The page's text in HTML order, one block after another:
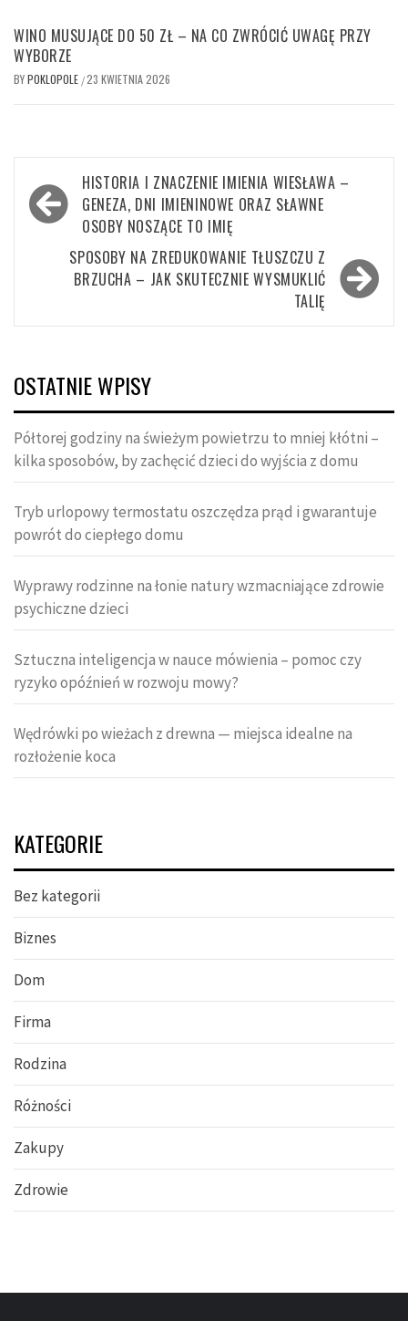
WINO MUSUJĄCE DO 50 ZŁ – NA CO ZWRÓCIĆ UWAGĘ PRZY
WYBORZE
BYPOKLOPOLE /23 KWIETNIA 2026
Nawigacja
wpisu
HISTORIA I ZNACZENIE IMIENIA WIESŁAWA –
GENEZA, DNI IMIENINOWE ORAZ SŁAWNE
OSOBY NOSZĄCE TO IMIĘ
SPOSOBY NA ZREDUKOWANIE TŁUSZCZU Z
BRZUCHA – JAK SKUTECZNIE WYSMUKLIĆ
TALIĘ
OSTATNIE WPISY
Półtorej godziny na świeżym powietrzu to mniej kłótni –
kilka sposobów, by zachęcić dzieci do wyjścia z domu
Tryb urlopowy termostatu oszczędza prąd i gwarantuje
powrót do ciepłego domu
Wyprawy rodzinne na łonie natury wzmacniające zdrowie
psychiczne dzieci
Sztuczna inteligencja w nauce mówienia – pomoc czy
ryzyko opóźnień w rozwoju mowy?
Wędrówki po wieżach z drewna — miejsca idealne na
rozłożenie koca
KATEGORIE
Bez kategorii
Biznes
Dom
Firma
Rodzina
Różności
Zakupy
Zdrowie